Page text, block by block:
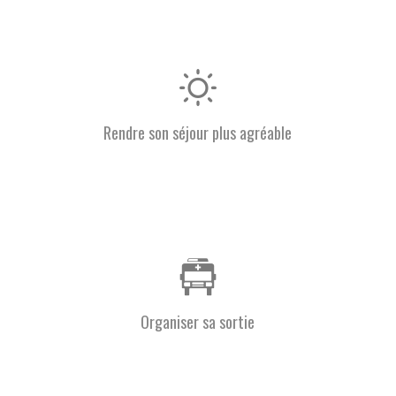
Rendre son séjour plus agréable
Organiser sa sortie